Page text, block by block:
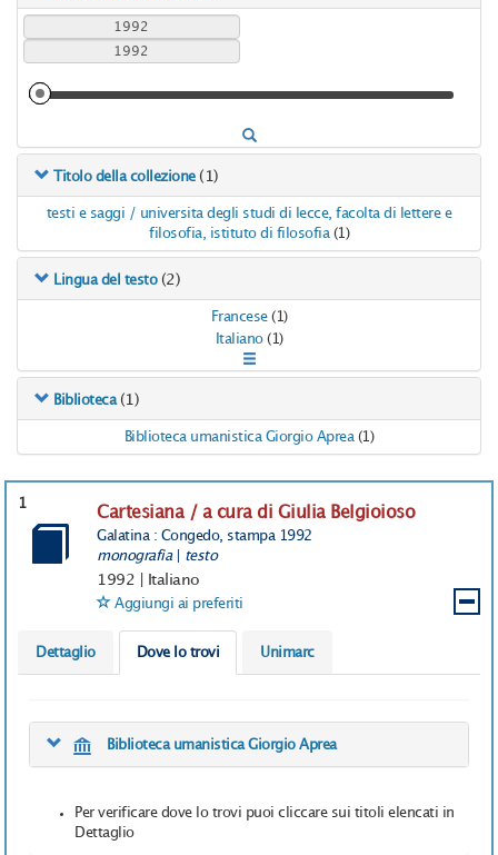
Titolo della collezione (1)
testi e saggi / universita degli studi di lecce, facolta di lettere e
filosofia, istituto di filosofia (1)
Lingua del testo (2)
Francese (1)
Italiano (1)
Biblioteca (1)
Biblioteca umanistica Giorgio Aprea (1)
1
Cartesiana / a cura di Giulia Belgioioso
Galatina : Congedo, stampa 1992
monografia| testo
1992 Italiano
Aggiungi ai preferiti
Dettaglio Dove lo trovi Unimarc
Biblioteca umanistica Giorgio Aprea
Per verificare dove lo trovi puoi cliccare sui titoli elencati in
Dettaglio